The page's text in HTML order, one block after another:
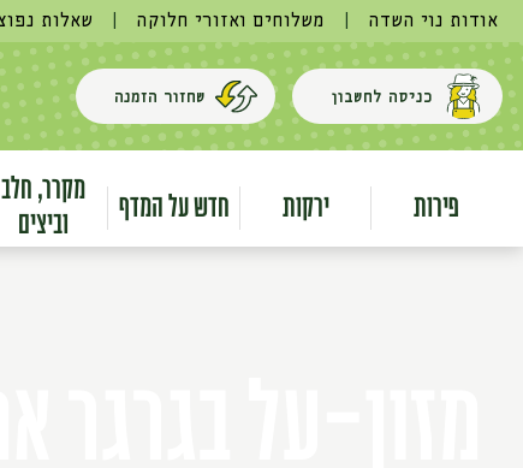
אודות נוי השדה משלוחים ואזורי חלוקה שאלות
כניסה לחשבון שחזור הזמנה
פירות ירקות חדש על המדף
מקרר, חלב
וביצים